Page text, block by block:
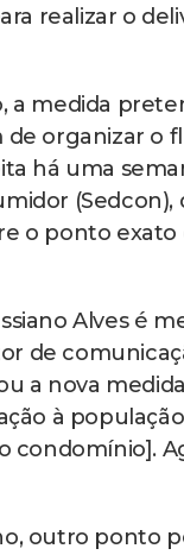
realizar o
a medida
de organizar o
há uma
o ponto
Alves é
de
a nova
à
condomínio].
outro ponto